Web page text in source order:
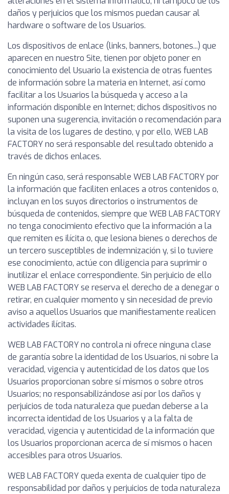
daños y perjuicios que los mismos puedan causar al
hardware o software de los Usuarios.
Los dispositivos de enlace (links, banners, botones...) que
aparecen en nuestro Site, tienen por objeto poner en
conocimiento del Usuario la existencia de otras fuentes
de información sobre la materia en Internet, así como
facilitar a los Usuarios la búsqueda y acceso a la
información disponible en Internet; dichos dispositivos no
suponen una sugerencia, invitación o recomendación para
la visita de los lugares de destino, y por ello, WEB LAB
FACTORY no será responsable del resultado obtenido a
través de dichos enlaces.
En ningún caso, será responsable WEB LAB FACTORY por
la información que faciliten enlaces a otros contenidos o,
incluyan en los suyos directorios o instrumentos de
búsqueda de contenidos, siempre que WEB LAB FACTORY
no tenga conocimiento efectivo que la información a la
que remiten es ilícita o, que lesiona bienes o derechos de
un tercero susceptibles de indemnización y, si lo tuviere
ese conocimiento, actúe con diligencia para suprimir o
inutilizar el enlace correspondiente. Sin perjuicio de ello
WEB LAB FACTORY se reserva el derecho de a denegar o
retirar, en cualquier momento y sin necesidad de previo
aviso a aquellos Usuarios que manifiestamente realicen
actividades ilícitas.
WEB LAB FACTORY no controla ni ofrece ninguna clase
de garantía sobre la identidad de los Usuarios, ni sobre la
veracidad, vigencia y autenticidad de los datos que los
Usuarios proporcionan sobre sí mismos o sobre otros
Usuarios; no responsabilizándose así por los daños y
perjuicios de toda naturaleza que puedan deberse a la
incorrecta identidad de los Usuarios y a la falta de
veracidad, vigencia y autenticidad de la información que
los Usuarios proporcionan acerca de sí mismos o hacen
accesibles para otros Usuarios.
WEB LAB FACTORY queda exenta de cualquier tipo de
responsabilidad por daños y perjuicios de toda naturaleza